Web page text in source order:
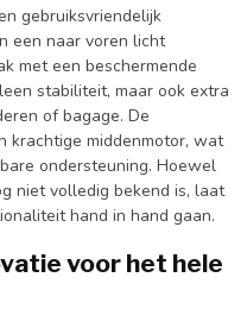
gebruiksvriendelijk
een naar voren licht
met een beschermende
stabiliteit, maar ook extra
of bagage. De
krachtige middenmotor, wat
ondersteuning. Hoewel
niet volledig bekend is, laat
hand in hand gaan.
voor het hele